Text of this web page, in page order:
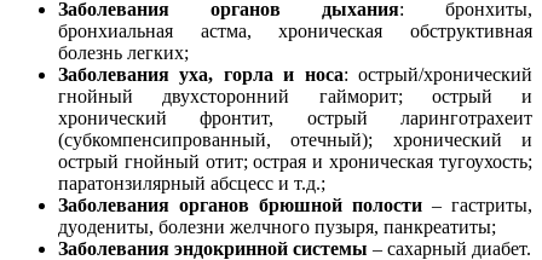
Заболевания органов дыхания: бронхиты,
бронхиальная астма, хроническая обструктивная
болезнь легких;
Заболевания уха, горла и носа: острый/хронический
гнойный двухсторонний гайморит; острый и
хронический фронтит, острый ларинготрахеит
(субкомпенсипрованный, отечный); хронический и
острый гнойный отит; острая и хроническая тугоухость;
паратонзилярный абсцесс и т.д.;
Заболевания органов брюшной полости – гастриты,
дуодениты, болезни желчного пузыря, панкреатиты;
Заболевания эндокринной системы – сахарный диабет.